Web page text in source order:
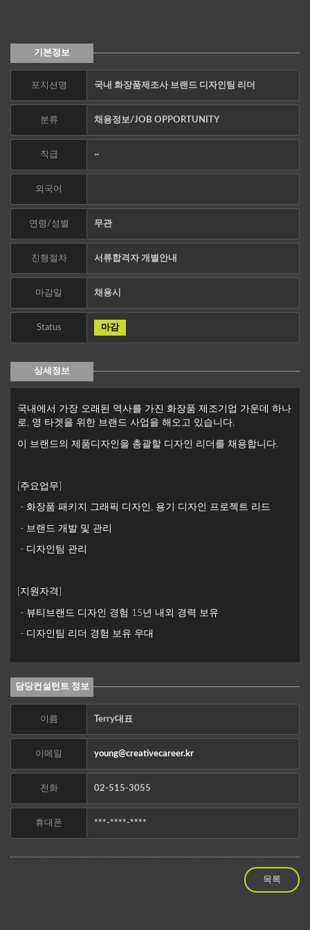
기본정보
포지션명 국내 화장품제조사 브랜드 디자인팀 리더
분류 채용정보/JOB OPPORTUNITY
직급 ~
외국어
연령/성별 무관
진행절차 서류합격자 개별안내
마감일 채용시
Status 마감
상세정보
국내에서 가장 오래된 역사를 가진 화장품 제조기업 가운데 하나
로, 영 타겟을 위한 브랜드 사업을 해오고 있습니다.
이 브랜드의 제품디자인을 총괄할 디자인 리더를 채용합니다.
[주요업무]
- 화장품 패키지 그래픽 디자인, 용기 디자인 프로젝트 리드
- 브랜드 개발 및 관리
- 디자인팀 관리
[지원자격]
- 뷰티브랜드 디자인 경험 15년 내외 경력 보유
- 디자인팀 리더 경험 보유 우대
담당컨설턴트 정보
이름 Terry대표
이메일 young@creativecareer.kr
전화 02-515-3055
휴대폰 ***-****-****
목록